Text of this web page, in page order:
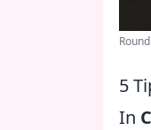
5
In